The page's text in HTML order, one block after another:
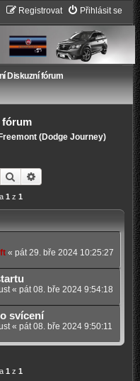
Přihlásit se
Registrovat
Diskuzní fórum
fórum
(Dodge Journey)
Hledat
1 z1
« pát 29. bře 2024 10:25:27
« pát 08. bře 2024 9:54:18
svícení
« pát 08. bře 2024 9:50:11
1 z1